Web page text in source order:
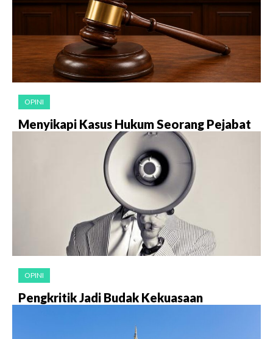
OPINI
Menyikapi Kasus Hukum Seorang Pejabat
OPINI
Pengkritik Jadi Budak Kekuasaan